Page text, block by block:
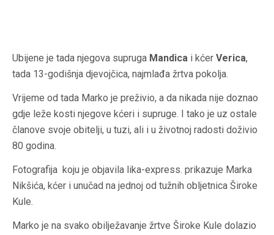
Ubijene je tada njegova supruga Mandica i kćer Verica,
tada 13-godišnja djevojčica, najmlađa žrtva pokolja.
Vrijeme od tada Marko je preživio, a da nikada nije doznao
gdje leže kosti njegove kćeri i supruge. I tako je uz ostale
članove svoje obitelji, u tuzi, ali i u životnoj radosti doživio
80 godina.
Fotografija koju je objavila lika-express. prikazuje Marka
Nikšića, kćer i unučad na jednoj od tužnih obljetnica Široke
Kule.
Marko je na svako obilježavanje žrtve Široke Kule dolazio